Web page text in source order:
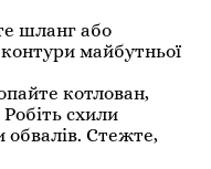
шланг або
майбутньої
котлован,
схили
обвалів. Стежте,